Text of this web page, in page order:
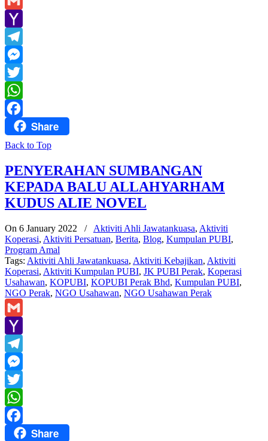
Gmail
Yahoo
Mail
Telegram
Messenger
Twitter
WhatsApp
FacebookShare
Back to Top
PENYERAHAN SUMBANGAN
KEPADA BALU ALLAHYARHAM
KUDUS ALIE NOVEL
On 6 January 2022 / Aktiviti Ahli Jawatankuasa, Aktiviti
Koperasi, Aktiviti Persatuan, Berita, Blog, Kumpulan PUBI,
Program Amal
Tags: Aktiviti Ahli Jawatankuasa, Aktiviti Kebajikan, Aktiviti
Koperasi, Aktiviti Kumpulan PUBI, JK PUBI Perak, Koperasi
Usahawan, KOPUBI, KOPUBI Perak Bhd, Kumpulan PUBI,
NGO Perak, NGO Usahawan, NGO Usahawan Perak
Gmail
Yahoo
Mail
Telegram
Messenger
Twitter
WhatsApp
FacebookShare